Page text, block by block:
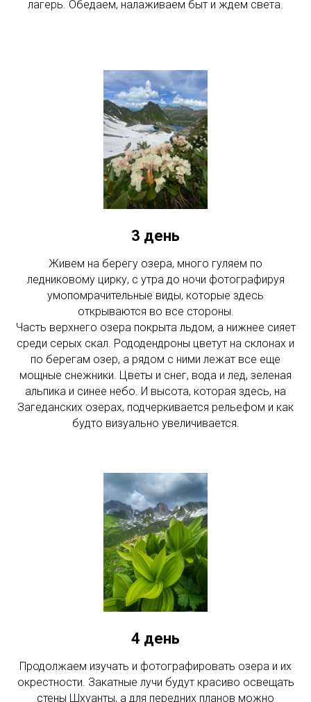
лагерь. Обедаем, налаживаем быт и ждем света.
3 день
Живем на берегу озера, много гуляем по
ледниковому цирку, с утра до ночи фотографируя
умопомрачительные виды, которые здесь
открываются во все стороны.
Часть верхнего озера покрыта льдом, а нижнее сияет
среди серых скал. Рододендроны цветут на склонах и
по берегам озер, а рядом с ними лежат все еще
мощные снежники. Цветы и снег, вода и лед, зеленая
альпика и синее небо. И высота, которая здесь, на
Загеданских озерах, подчеркивается рельефом и как
будто визуально увеличивается.
4 день
Продолжаем изучать и фотографировать озера и их
окрестности. Закатные лучи будут красиво освещать
стены Шхуанты, а для передних планов можно